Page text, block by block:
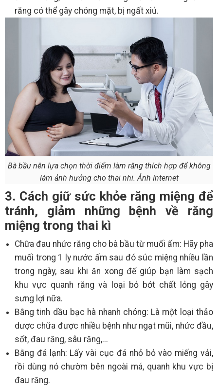
răng có thể gây chóng mặt, bị ngất xiủ.
Bà bầu nên lựa chọn thời điểm làm răng thích hợp để không
làm ảnh hưởng cho thai nhi. Ảnh Internet
3. Cách giữ sức khỏe răng miệng để
tránh, giảm những bệnh về răng
miệng trong thai kì
Chữa đau nhức răng cho bà bầu từ muối ấm: Hãy pha
muối trong 1 ly nước ấm sau đó súc miệng nhiều lần
trong ngày, sau khi ăn xong để giúp bạn làm sạch
khu vực quanh răng và loại bỏ bớt chất lỏng gây
sưng lợi nữa.
Bằng tinh dầu bạc hà nhanh chóng: Là một loại thảo
dược chữa được nhiều bệnh như ngạt mũi, nhức đầu,
sốt, đau răng, sâu răng,...
Bằng đá lạnh: Lấy vài cục đá nhỏ bỏ vào miếng vải,
rồi dùng nó chườm bên ngoài má, quanh khu vực bị
đau răng.